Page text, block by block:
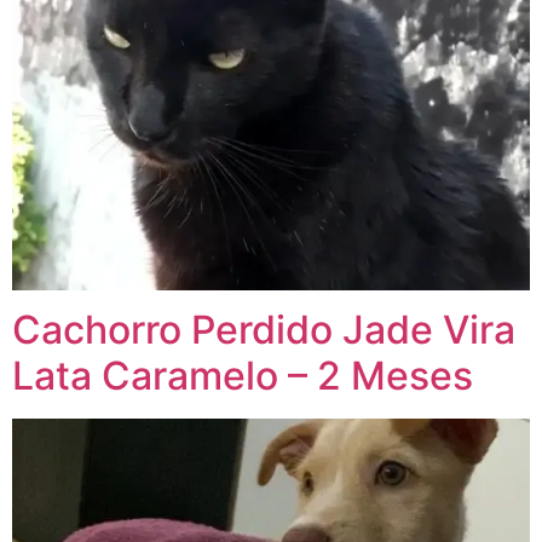
Cachorro Perdido Jade Vira
Lata Caramelo – 2 Meses